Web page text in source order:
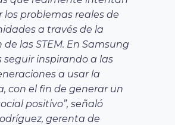
los problemas reales de
a través de la
las STEM. En Samsung
seguir inspirando a las
a usar la
con el fin de generar un
positivo”, señaló
gerenta de